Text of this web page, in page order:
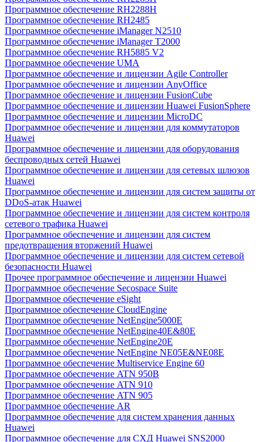
Программное обеспечение RH2288H
Программное обеспечение RH2485
Программное обеспечение iManager N2510
Программное обеспечение iManager T2000
Программное обеспечение RH5885 V2
Программное обеспечение UMA
Программное обеспечение и лицензии Agile Controller
Программное обеспечение и лицензии AnyOffice
Программное обеспечение и лицензии FusionCube
Программное обеспечение и лицензии Huawei FusionSphere
Программное обеспечение и лицензии MicroDC
Программное обеспечение и лицензии для коммутаторов
Huawei
Программное обеспечение и лицензии для оборудования
беспроводных сетей Huawei
Программное обеспечение и лицензии для сетевых шлюзов
Huawei
Программное обеспечение и лицензии для систем защиты от
DDoS-атак Huawei
Программное обеспечение и лицензии для систем контроля
сетевого трафика Huawei
Программное обеспечение и лицензии для систем
предотвращения вторжений Huawei
Программное обеспечение и лицензии для систем сетевой
безопасности Huawei
Прочее программное обеспечение и лицензии Huawei
Программное обеспечение Secospace Suite
Программное обеспечение eSight
Программное обеспечение CloudEngine
Программное обеспечение NetEngine5000E
Программное обеспечение NetEngine40E&80E
Программное обеспечение NetEngine20E
Программное обеспечение NetEngine NE05E&NE08E
Программное обеспечение Multiservice Engine 60
Программное обеспечение ATN 950B
Программное обеспечение ATN 910
Программное обеспечение ATN 905
Программное обеспечение AR
Программное обеспечение для систем хранения данных
Huawei
Программное обеспечение для СХД Huawei SNS2000